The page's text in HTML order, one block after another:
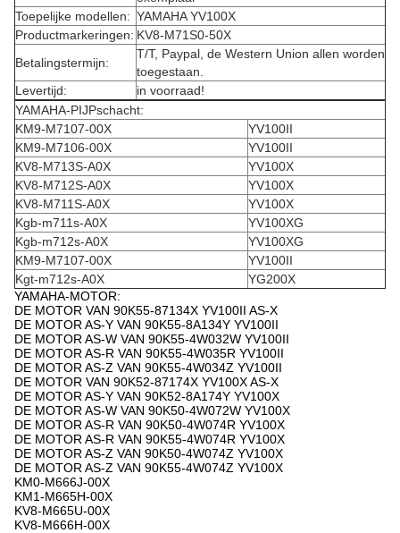
Toepelijke modellen: YAMAHA YV100X
Productmarkeringen: KV8-M71S0-50X
Betalingstermijn:
T/T, Paypal, de Western Union allen worden
toegestaan.
Levertijd:
in voorraad!
YAMAHA-PIJPschacht:
KM9-M7107-00X
YV100II
KM9-M7106-00X
YV100II
KV8-M713S-A0X
YV100X
KV8-M712S-A0X
YV100X
KV8-M711S-A0X
YV100X
Kgb-m711s-A0X
YV100XG
Kgb-m712s-A0X
YV100XG
KM9-M7107-00X
YV100II
Kgt-m712s-A0X
YG200X
YAMAHA-MOTOR:
DE MOTOR VAN 90K55-87134X YV100II AS-X
DE MOTOR AS-Y VAN 90K55-8A134Y YV100II
DE MOTOR AS-W VAN 90K55-4W032W YV100II
DE MOTOR AS-R VAN 90K55-4W035R YV100II
DE MOTOR AS-Z VAN 90K55-4W034Z YV100II
DE MOTOR VAN 90K52-87174X YV100X AS-X
DE MOTOR AS-Y VAN 90K52-8A174Y YV100X
DE MOTOR AS-W VAN 90K50-4W072W YV100X
DE MOTOR AS-R VAN 90K50-4W074R YV100X
DE MOTOR AS-R VAN 90K55-4W074R YV100X
DE MOTOR AS-Z VAN 90K50-4W074Z YV100X
DE MOTOR AS-Z VAN 90K55-4W074Z YV100X
KM0-M666J-00X
KM1-M665H-00X
KV8-M665U-00X
KV8-M666H-00X